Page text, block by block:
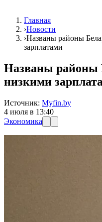
Главная
›Новости
›Названы районы
зарплатами
Названы районы
низкими
Источник: Myfin.by
4 июля в 13:40
Экономика